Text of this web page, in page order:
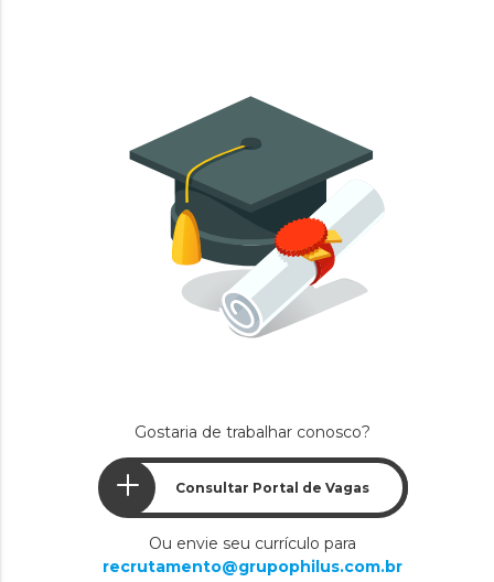
Gostaria de trabalhar conosco?
Consultar Portal de Vagas
Ou envie seu currículo para
recrutamento@grupophilus.com.br